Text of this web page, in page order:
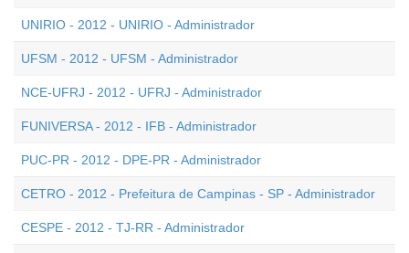
UNIRIO - 2012 - UNIRIO - Administrador
UFSM - 2012 - UFSM - Administrador
NCE-UFRJ - 2012 - UFRJ - Administrador
FUNIVERSA - 2012 - IFB - Administrador
PUC-PR - 2012 - DPE-PR - Administrador
CETRO - 2012 - Prefeitura de Campinas - SP - Administrador
CESPE - 2012 - TJ-RR - Administrador